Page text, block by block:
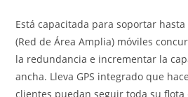
Está capacitada para soportar hasta
(Red de Área Amplia) móviles
la redundancia e incrementar la
ancha. Lleva GPS integrado que
clientes puedan seguir toda su flota